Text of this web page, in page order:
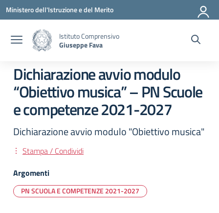
Vai ai contenuti
Vai al menu di navigazione
Vai al footer
Ministero dell'Istruzione e del Merito
Istituto Comprensivo
Giuseppe Fava
Dichiarazione avvio modulo
“Obiettivo musica” – PN Scuole
e competenze 2021-2027
Dichiarazione avvio modulo "Obiettivo musica"
Stampa / Condividi
Argomenti
PN SCUOLA E COMPETENZE 2021-2027